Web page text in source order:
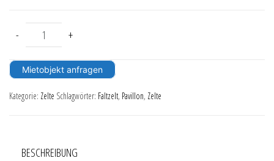
- Faltzelt Kombination 9m x 12m weiß – Pavillon Menge
+
Mietobjekt anfragen
Kategorie: Zelte Schlagwörter: Faltzelt, Pavillon, Zelte
BESCHREIBUNG